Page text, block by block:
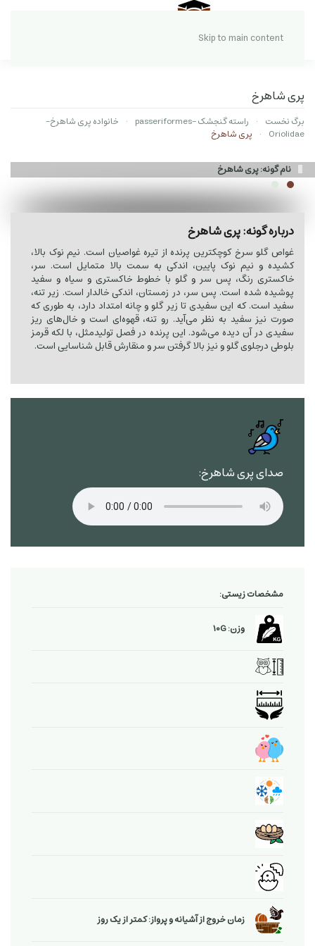
Skip to main content
پری شاهرخ
برگ نخست راسته گنجشک -passeriformes
خانواده پری شاهرخ-
Oriolidae
پری شاهرخ
نام گونه: پری شاهرخ
درباره گونه: پری شاهرخ
غواص گلو سرخ کوچکترین پرنده از تیره غواصیان است. نیم نوک بالا،
کشیده و نیم نوک پایین، اندکی به سمت بالا متمایل است. سر،
خاکستری رنگ، پس سر و گلو با خطوط خاکستری و سیاه و سفید
پوشیده شده است. پس سر، در زمستان، اندکی خالدار است. زیر تنه،
سفید است. که این سفیدی تا زیر گلو و چانه امتداد دارد، به طوری که
صورت نیز سفید به نظر می‌آید. رو تنه، قهوه‌ای است و خال‌های ریز
سفیدی در آن دیده می‌شود. این پرنده در فصل تولیدمثل، با لکه قرمز
بلوطی درجلوی گلو و نیز بالا گرفتن سر و منقارش قابل شناسایی است.
صدای پری شاهرخ:
مشخصات زیستی:
وزن: 10G
زمان خروج از آشیانه و پرواز: کمتر از یک روز